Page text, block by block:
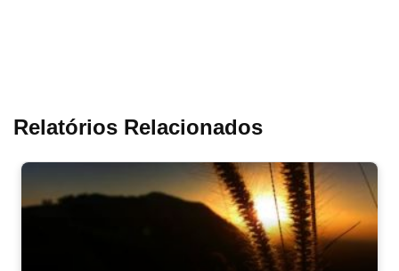
Relatórios Relacionados